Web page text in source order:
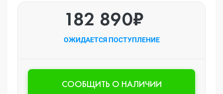
182 890₽
ОЖИДАЕТСЯ ПОСТУПЛЕНИЕ
CООБЩИТЬ О НАЛИЧИИ